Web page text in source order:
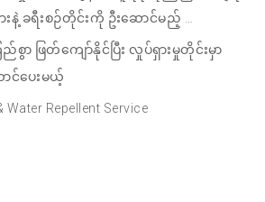
နဲ့ ခရီးစဉ်တိုင်းကို ဦးဆောင်မည့် …
ာ ဖြတ်ကျော်နိုင်ပြီး လှုပ်ရှားမှုတိုင်းမှာ
ပေးမယ့်
Repellent Service